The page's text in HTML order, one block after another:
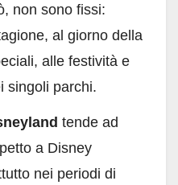
non sono fissi:
al giorno della
alle festività e
singoli parchi.
tende ad
a Disney
nei periodi di